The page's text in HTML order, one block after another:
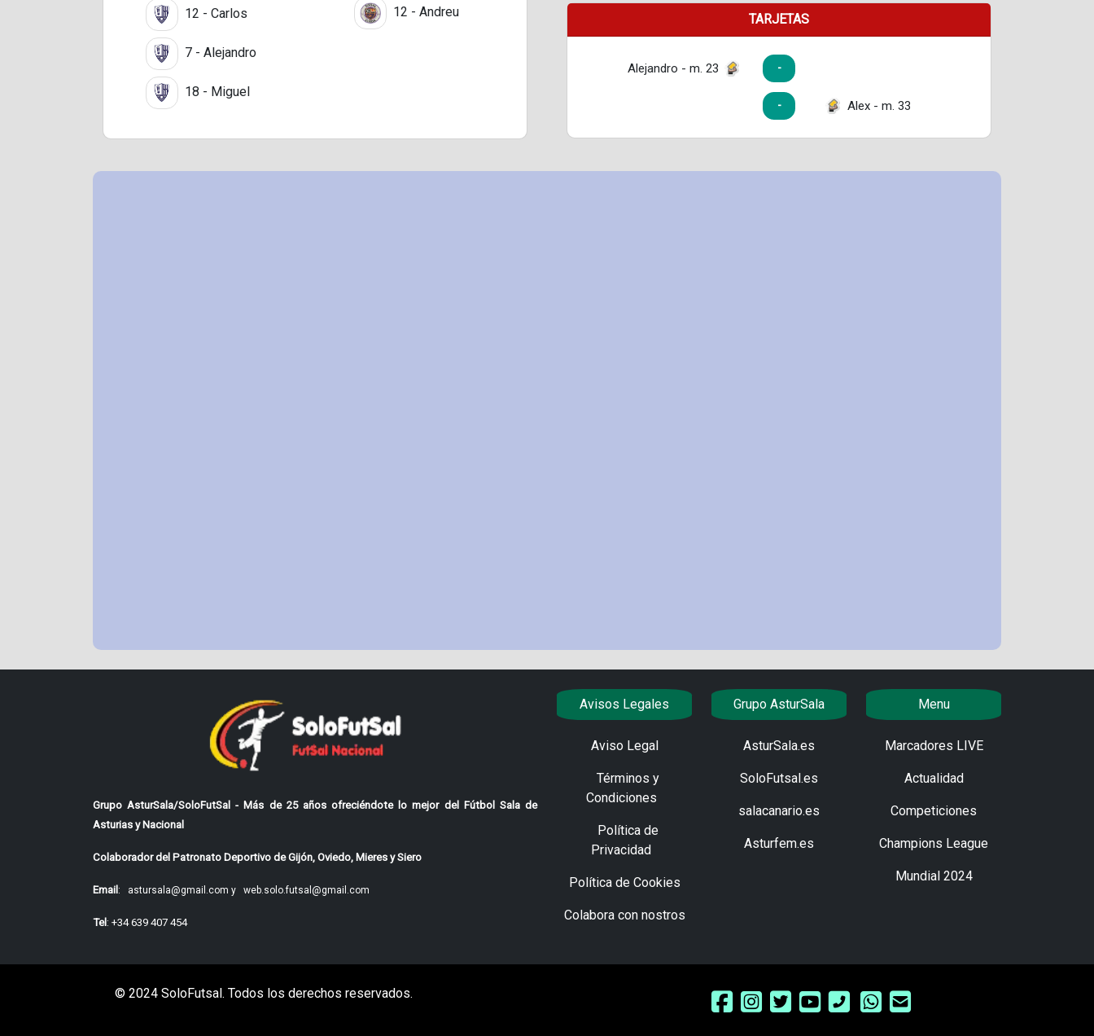
12 - Carlos
7 - Alejandro
18 - Miguel
12 - Andreu TARJETAS
Alejandro - m. 23 -
- Alex - m. 33
Grupo AsturSala/SoloFutSal - Más de 25 años ofreciéndote lo mejor del Fútbol Sala de
Asturias y Nacional
Colaborador del Patronato Deportivo de Gijón, Oviedo, Mieres y Siero
Email: astursala@gmail.com y web.solo.futsal@gmail.com
Tel: +34 639 407 454
Avisos Legales
Aviso Legal
Términos y
Condiciones
Política de
Privacidad
Política de Cookies
Colabora con nostros
Grupo AsturSala
AsturSala.es
SoloFutsal.es
salacanario.es
Asturfem.es
Menu
Marcadores LIVE
Actualidad
Competiciones
Champions League
Mundial 2024
© 2024 SoloFutsal. Todos los derechos reservados.